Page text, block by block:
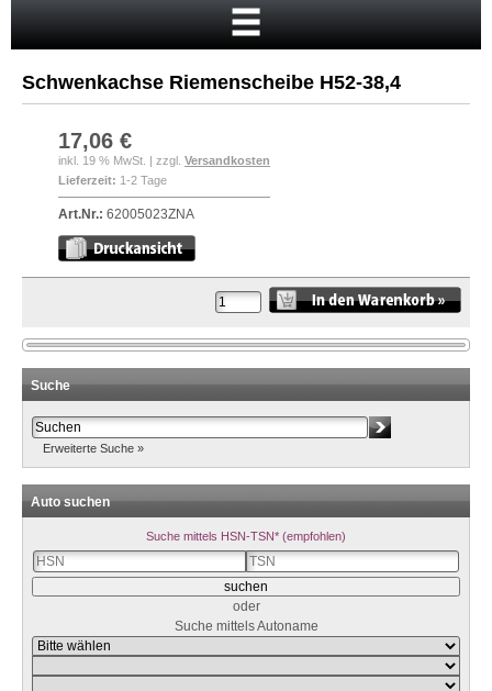
Neukunde?
Kasse
Anmelden
Schwenkachse Riemenscheibe H52-38,4
17,06 €
inkl. 19 % MwSt. | zzgl. Versandkosten
Lieferzeit: 1-2 Tage
Art.Nr.: 62005023ZNA
Suche
Erweiterte Suche »
Auto suchen
Suche mittels HSN-TSN* (empfohlen)
oder
Suche mittels Autoname